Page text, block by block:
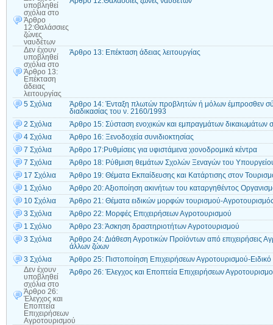
υποβληθεί
σχόλια στο
Άρθρο
12:Θαλάσσιες
ζώνες
ναυδέτων
Δεν έχουν
υποβληθεί
σχόλια στο
Άρθρο 13:
Επέκταση
άδειας
λειτουργίας
Άρθρο 13: Επέκταση άδειας λειτουργίας
5 Σχόλια
Άρθρο 14: Ένταξη πλωτών προβλητών ή μόλων έμπροσθεν
διαδικασίας του ν. 2160/1993
2 Σχόλια
Άρθρο 15: Σύσταση ενοχικών και εμπραγμάτων δικαιωμάτων
4 Σχόλια
Άρθρο 16: Ξενοδοχεία συνιδιοκτησίας
7 Σχόλια
Άρθρο 17:Ρυθμίσεις για υφιστάμενα χιονοδρομικά κέντρα
7 Σχόλια
Άρθρο 18: Ρύθμιση θεμάτων Σχολών Ξεναγών του
17 Σχόλια
Άρθρο 19: Θέματα Εκπαίδευσης και Κατάρτισης στον
1 Σχόλιο
Άρθρο 20: Αξιοποίηση ακινήτων του καταργηθέντος
10 Σχόλια
Άρθρο 21: Θέματα ειδικών μορφών τουρισμού-
3 Σχόλια
Άρθρο 22: Μορφές Επιχειρήσεων Αγροτουρισμού
1 Σχόλιο
Άρθρο 23: Άσκηση δραστηριοτήτων Αγροτουρισμού
3 Σχόλια
Άρθρο 24: Διάθεση Αγροτικών Προϊόντων από επιχειρήσεις
άλλων ζώων
3 Σχόλια
Άρθρο 25: Πιστοποίηση Επιχειρήσεων Αγροτουρισμού-
Δεν έχουν
υποβληθεί
σχόλια στο
Άρθρο 26:
Έλεγχος και
Εποπτεία
Επιχειρήσεων
Αγροτουρισμού
Άρθρο 26: Έλεγχος και Εποπτεία Επιχειρήσεων